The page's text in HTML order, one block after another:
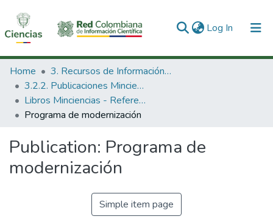
Log In (current)
Communities & Collections
All of DSpace
Statistics
Home
3. Recursos de Información Científica y Tecnológica
3.2.2. Publicaciones Minciencias
Libros Minciencias - Referenciales
Programa de modernización
Publication: Programa de
modernización
Simple item page